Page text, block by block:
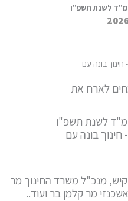
לשנת תשפ"ו
חינוך בונה עם
לארח את
לשנת תשפ"ו
חינוך בונה עם
מנכ"ל משרד החינוך מר
מר קלמן בר ועוד..